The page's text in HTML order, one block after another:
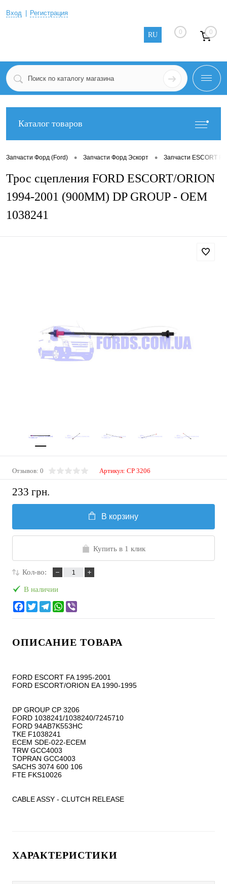
Вход Регистрация
RU 0 0
Каталог товаров
Запчасти Форд (Ford) • Запчасти Форд Эскорт • Запчасти ESCORT
Трос сцепления FORD ESCORT/ORION
1994-2001 (900MM) DP GROUP - OEM
1038241
Отзывов: 0 Артикул: CP 3206
233 грн.
В корзину
Купить в 1 клик
Кол-во:
В наличии
ОПИСАНИЕ ТОВАРА
FORD ESCORT FA 1995-2001
FORD ESCORT/ORION EA 1990-1995
DP GROUP CP 3206
FORD 1038241/1038240/7245710
FORD 94AB7K553HC
TKE F1038241
ECEM SDE-022-ECEM
TRW GCC4003
TOPRAN GCC4003
SACHS 3074 600 106
FTE FKS10026
CABLE ASSY - CLUTCH RELEASE
ХАРАКТЕРИСТИКИ